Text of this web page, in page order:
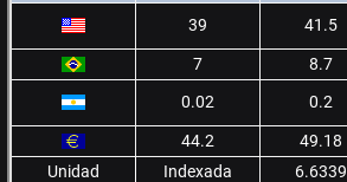
39 41.5
7
8.7
0.02
0.2
44.2
49.18
Unidad
Indexada 6.6339